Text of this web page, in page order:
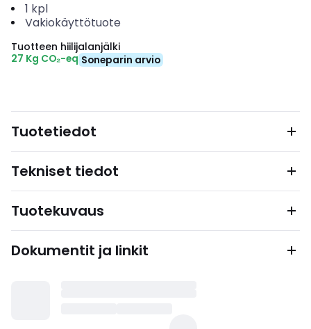
1 kpl
Vakiokäyttötuote
Tuotteen hiilijalanjälki
27 Kg CO₂-eq Soneparin arvio
Tuotetiedot
Tekniset tiedot
Tuotekuvaus
Dokumentit ja linkit